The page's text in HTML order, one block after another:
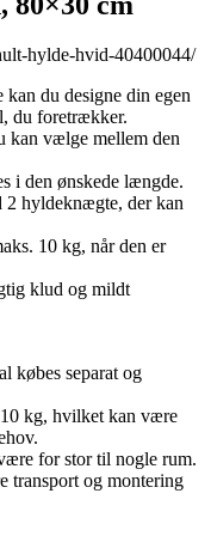
hylde-hvid-40400044/
du designe din egen
du foretrækker.
kan vælge mellem den
i den ønskede længde.
2 hyldeknægte, der kan
10 kg, når den er
klud og mildt
købes separat og
kg, hvilket kan være
for stor til nogle rum.
transport og montering